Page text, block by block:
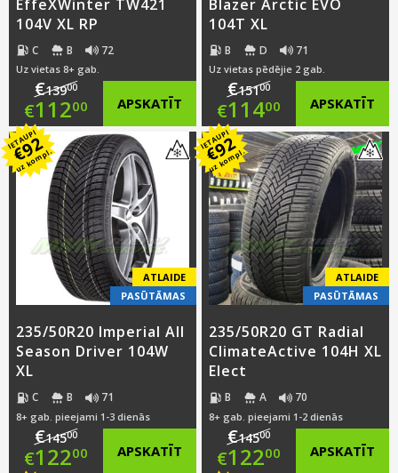
EffeXWinter TW421
104V XL RP
C B 72
Uz vietas 8+ gab.
€13900
Original
price
was:
€139.00.
€11200
Current
price
is:
€112.00.
APSKATĪT
Blazer Arctic EVO
104T XL
B D 71
Uz vietas pēdējie 2 gab.
€15100
Original
price
was:
€151.00.
€11400
Current
price
is:
€114.00.
APSKATĪT
IETAUPI
€92
uz kompl.
ATLAIDE
PASŪTĀMAS
235/50R20 Imperial All
Season Driver 104W
XL
C B 71
8+ gab. pieejami 1-3 dienās
€14500
Original
€12200 APSKATĪT
IETAUPI
€92
uz kompl.
ATLAIDE
PASŪTĀMAS
235/50R20 GT Radial
ClimateActive 104H XL
Elect
B A 70
8+ gab. pieejami 1-2 dienās
€14500
Original
€12200 APSKATĪT